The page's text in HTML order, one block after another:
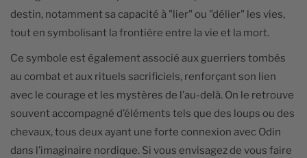
destin, notamment sa capacité à "lier" ou "délier" les vies,
tout en symbolisant la frontière entre la vie et la mort.
Ce symbole est également associé aux guerriers tombés
au combat et aux rituels sacrificiels, renforçant son lien
avec le courage et les mystères de l’au-delà. On le retrouve
souvent accompagné d’éléments tels que des loups ou des
chevaux, tous deux ayant une forte connexion avec Odin
dans l’imaginaire nordique. Si vous envisagez de vous faire